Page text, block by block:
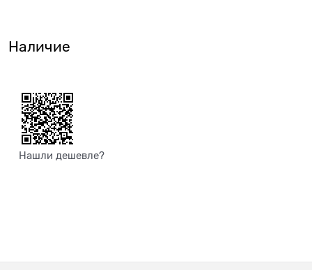
Наличие
Нашли дешевле?